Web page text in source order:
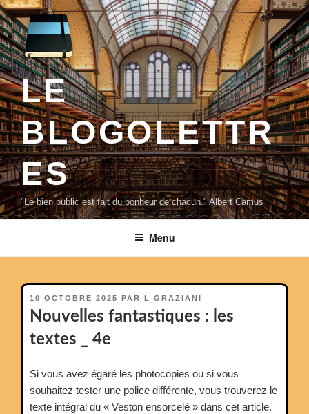
Aller
au
contenu
principal
LE
BLOGOLETTR
ES
"Le bien public est fait du bonheur de chacun." Albert Camus
Menu
PUBLIÉ
LE
10 OCTOBRE 2025 PAR L GRAZIANI
Nouvelles fantastiques : les
textes _ 4e
Si vous avez égaré les photocopies ou si vous
souhaitez tester une police différente, vous trouverez le
texte intégral du « Veston ensorcelé » dans cet article.